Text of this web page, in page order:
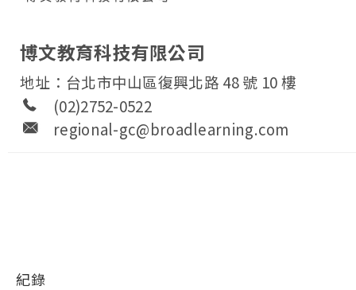
博文教育科技有限公司
地址：台北市中山區復興北路 48 號 10 樓
(02)2752-0522
regional-gc@broadlearning.com
紀錄